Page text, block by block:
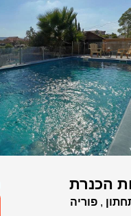
הכנרת
,פוריה